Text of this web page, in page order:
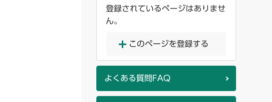
登録されているページはありませ
ん。
このページを登録する
よくある質問FAQ